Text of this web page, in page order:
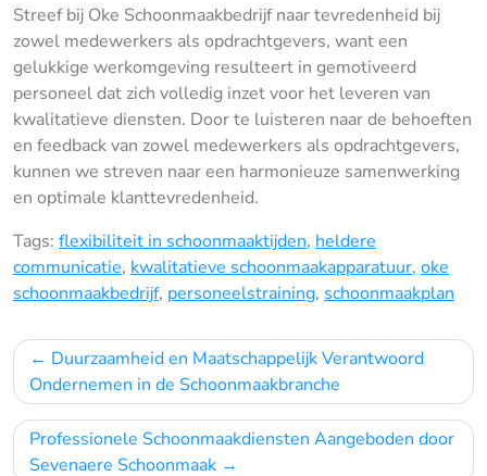
Streef bij Oke Schoonmaakbedrijf naar tevredenheid bij
zowel medewerkers als opdrachtgevers, want een
gelukkige werkomgeving resulteert in gemotiveerd
personeel dat zich volledig inzet voor het leveren van
kwalitatieve diensten. Door te luisteren naar de behoeften
en feedback van zowel medewerkers als opdrachtgevers,
kunnen we streven naar een harmonieuze samenwerking
en optimale klanttevredenheid.
Tags: flexibiliteit in schoonmaaktijden, heldere
communicatie, kwalitatieve schoonmaakapparatuur, oke
schoonmaakbedrijf, personeelstraining, schoonmaakplan
Bericht
navigatie
Duurzaamheid en Maatschappelijk Verantwoord
Ondernemen in de Schoonmaakbranche
Professionele Schoonmaakdiensten Aangeboden door
Sevenaere Schoonmaak